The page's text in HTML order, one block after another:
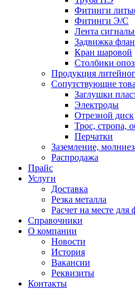
Фитинги
Фитинги Э/С
Лента
Задвижка
Кран шаровой
Столбики
Продукция
Сопутствующие
Заглушки
Электроды
Отрезной диск
Трос, стропа,
Перчатки
Заземление,
Распродажа
Прайс
Услуги
Доставка
Резка металла
Расчет на месте для
Справочники
О компании
Новости
История
Вакансии
Реквизиты
Контакты